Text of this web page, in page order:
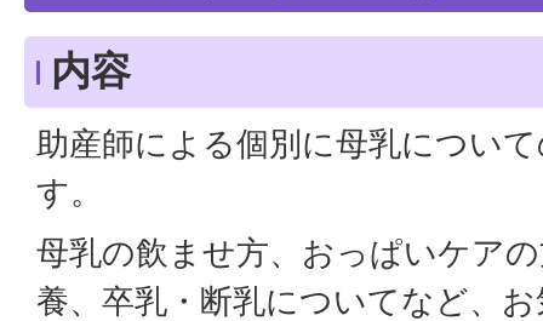
内容
助産師による個別に母乳につい
す。
母乳の飲ませ方、おっぱいケア
養、卒乳・断乳についてなど、